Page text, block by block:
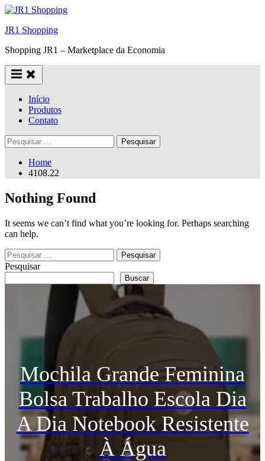
Skip
content
JR1 Shopping
Shopping JR1 – Marketplace da Economia
Início
Produtos
Contato
Pesquisar
por:
Home
4108.22
Nothing Found
It seems we can’t find what you’re looking for. Perhaps searching
can help.
Pesquisar
por:
Pesquisar
Buscar
Mochila Grande Feminina
Bolsa Trabalho Escola Dia
A Dia Notebook Resistente
À Água